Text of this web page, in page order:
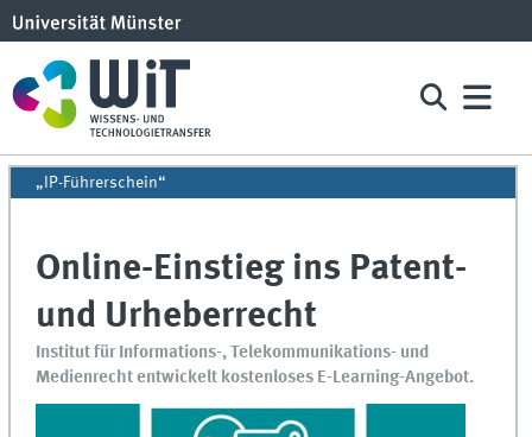
„IP-Führerschein“
Online-Einstieg ins Patent-
und Urheberrecht
Institut für Informations-, Telekommunikations- und
Medienrecht entwickelt kostenloses E-Learning-Angebot.